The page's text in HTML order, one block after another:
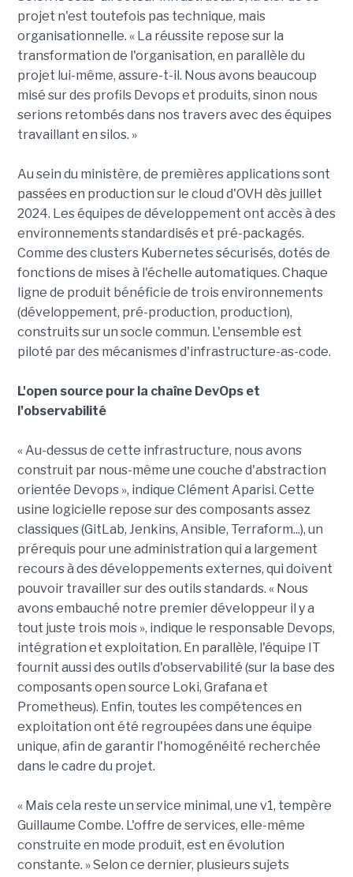
projet n'est toutefois pas technique, mais
organisationnelle. « La réussite repose sur la
transformation de l'organisation, en parallèle du
projet lui-même, assure-t-il. Nous avons beaucoup
misé sur des profils Devops et produits, sinon nous
serions retombés dans nos travers avec des équipes
travaillant en silos. »
Au sein du ministère, de premières applications sont
passées en production sur le cloud d'OVH dès juillet
2024. Les équipes de développement ont accès à des
environnements standardisés et pré-packagés.
Comme des clusters Kubernetes sécurisés, dotés de
fonctions de mises à l'échelle automatiques. Chaque
ligne de produit bénéficie de trois environnements
(développement, pré-production, production),
construits sur un socle commun. L'ensemble est
piloté par des mécanismes d'infrastructure-as-code.
L'open source pour la chaîne DevOps et
l'observabilité
« Au-dessus de cette infrastructure, nous avons
construit par nous-même une couche d'abstraction
orientée Devops », indique Clément Aparisi. Cette
usine logicielle repose sur des composants assez
classiques (GitLab, Jenkins, Ansible, Terraform...), un
prérequis pour une administration qui a largement
recours à des développements externes, qui doivent
pouvoir travailler sur des outils standards. « Nous
avons embauché notre premier développeur il y a
tout juste trois mois », indique le responsable Devops,
intégration et exploitation. En parallèle, l'équipe IT
fournit aussi des outils d'observabilité (sur la base des
composants open source Loki, Grafana et
Prometheus). Enfin, toutes les compétences en
exploitation ont été regroupées dans une équipe
unique, afin de garantir l'homogénéité recherchée
dans le cadre du projet.
« Mais cela reste un service minimal, une v1, tempère
Guillaume Combe. L'offre de services, elle-même
construite en mode produit, est en évolution
constante. » Selon ce dernier, plusieurs sujets